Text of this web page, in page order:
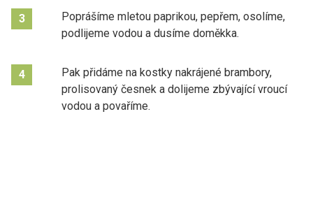
3
Poprášíme mletou paprikou, pepřem, osolíme,
podlijeme vodou a dusíme doměkka.
4
Pak přidáme na kostky nakrájené brambory,
prolisovaný česnek a dolijeme zbývající vroucí
vodou a povaříme.